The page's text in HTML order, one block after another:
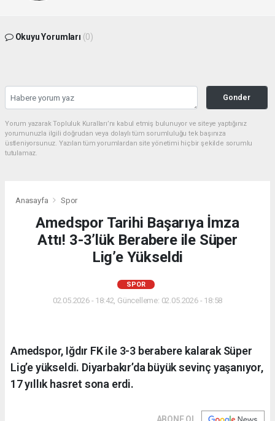
Okuyu Yorumları (0)
Gonder
Yorum yazarak Topluluk Kuralları’nı kabul etmiş bulunuyor ve siteye yaptığınız
yorumunuzla ilgili doğrudan veya dolaylı tüm sorumluluğu tek başınıza
üstleniyorsunuz. Yazılan tüm yorumlardan site yönetimi hiçbir şekilde sorumlu
tutulamaz.
Anasayfa Spor
Amedspor Tarihi Başarıya İmza
Attı! 3-3’lük Berabere ile Süper
Lig’e Yükseldi
SPOR
02.05.2026 - 18:42, Güncelleme: 02.05.2026 - 18:58
Amedspor, Iğdır FK ile 3-3 berabere kalarak Süper
Lig’e yükseldi. Diyarbakır’da büyük sevinç yaşanıyor,
17 yıllık hasret sona erdi.
ABONE OL